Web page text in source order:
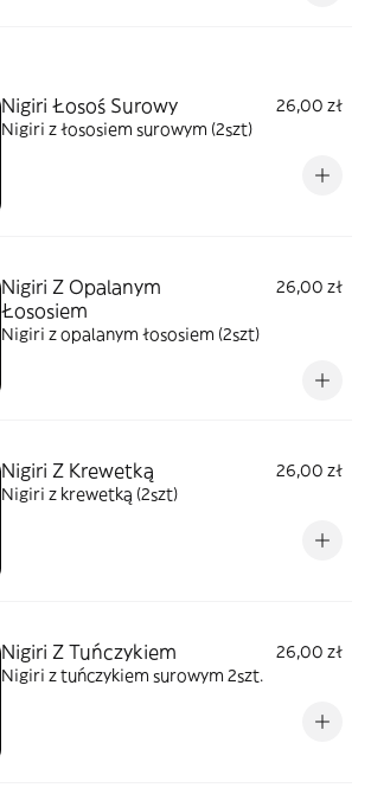
Nigiri Łosoś Surowy
26,00 zł
Nigiri z łososiem surowym (2szt)
Nigiri Z Opalanym
Łososiem
26,00 zł
Nigiri z opalanym łososiem (2szt)
Nigiri Z Krewetką
26,00 zł
Nigiri z krewetką (2szt)
Nigiri Z Tuńczykiem
26,00 zł
Nigiri z tuńczykiem surowym 2szt.